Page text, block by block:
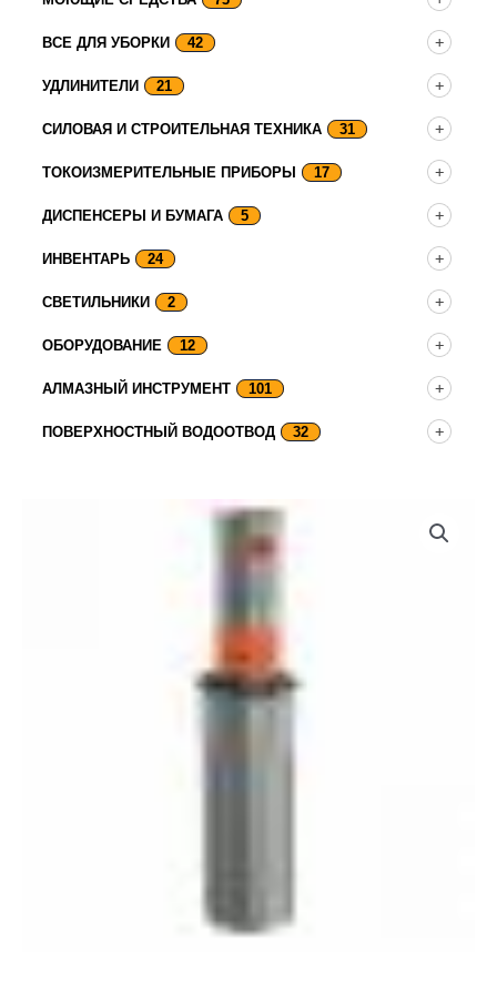
ВСЕ ДЛЯ УБОРКИ 42
УДЛИНИТЕЛИ 21
СИЛОВАЯ И СТРОИТЕЛЬНАЯ ТЕХНИКА 31
ТОКОИЗМЕРИТЕЛЬНЫЕ ПРИБОРЫ 17
ДИСПЕНСЕРЫ И БУМАГА 5
ИНВЕНТАРЬ 24
СВЕТИЛЬНИКИ 2
ОБОРУДОВАНИЕ 12
АЛМАЗНЫЙ ИНСТРУМЕНТ 101
ПОВЕРХНОСТНЫЙ ВОДООТВОД 32